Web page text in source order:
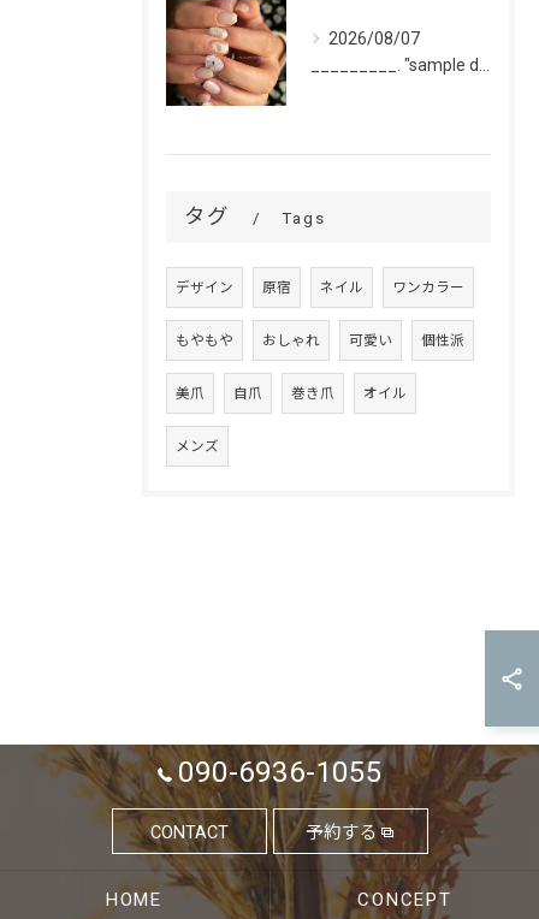
2026/08/07
タグ Tags
デザイン 原宿 ネイル ワンカラー
もやもや おしゃれ 可愛い 個性派
美爪 自爪 巻き爪 オイル
メンズ
090-6936-1055
CONTACT 予約する
HOME CONCEPT